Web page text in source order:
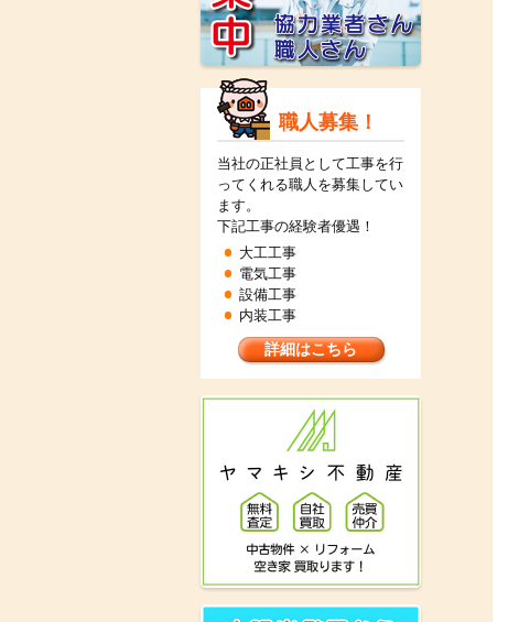
職人募集！
当社の正社員として工事を行
ってくれる職人を募集してい
ます。
下記工事の経験者優遇！
大工工事
電気工事
設備工事
内装工事
詳細はこちら